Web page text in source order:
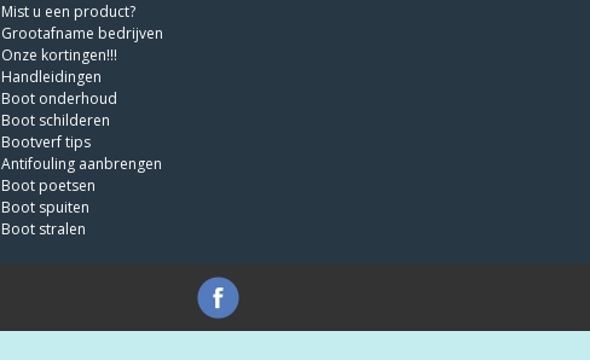
Mist u een product?
Grootafname bedrijven
Onze kortingen!!!
Handleidingen
Boot onderhoud
Boot schilderen
Bootverf tips
Antifouling aanbrengen
Boot poetsen
Boot spuiten
Boot stralen